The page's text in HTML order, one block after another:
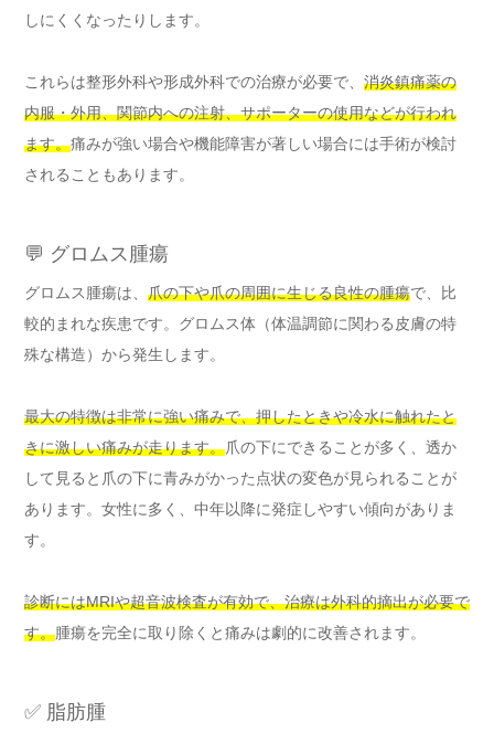
しにくくなったりします。
これらは整形外科や形成外科での治療が必要で、 消炎鎮痛薬の
内服・外用、関節内への注射、サポーターの使用などが行われ
ます。痛みが強い場合や機能障害が著しい場合には手術が検討
されることもあります。
💬 グロムス腫瘍
グロムス腫瘍は、 爪の下や爪の周囲に生じる良性の腫瘍で、比
較的まれな疾患です。グロムス体（体温調節に関わる皮膚の特
殊な構造）から発生します。
最大の特徴は非常に強い痛みで、押したときや冷水に触れたと
きに激しい痛みが走ります。爪の下にできることが多く、透か
して見ると爪の下に青みがかった点状の変色が見られることが
あります。女性に多く、中年以降に発症しやすい傾向がありま
す。
診断にはMRIや超音波検査が有効で、治療は外科的摘出が必要で
す。腫瘍を完全に取り除くと痛みは劇的に改善されます。
✅ 脂肪腫